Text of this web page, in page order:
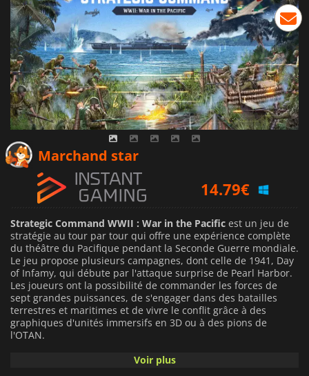
Marchand star
14.79€
18.36€
Strategic Command WWII : War in the Pacific est un jeu de
stratégie au tour par tour qui offre une expérience complète
du théâtre du Pacifique pendant la Seconde Guerre mondiale.
Le jeu propose plusieurs campagnes, dont celle de 1941, Day
of Infamy, qui débute par l'attaque surprise de Pearl Harbor.
Les joueurs ont la possibilité de commander les forces de
sept grandes puissances, de s'engager dans des batailles
terrestres et maritimes et de vivre le conflit grâce à des
graphiques d'unités immersifs en 3D ou à des pions de
l'OTAN.
En plus de la campagne principale, il y a 5 mini-campagnes
Voir plus